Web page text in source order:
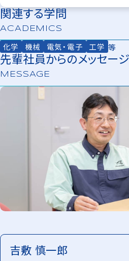
関連する学問
ACADEMICS
化学 機械 電気・電子 工学 等
先輩社員からのメッセージ
MESSAGE
吉敷 慎一郎